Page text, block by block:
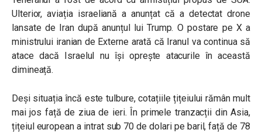
Ulterior, aviația israeliană a anunțat că a detectat drone
lansate de Iran după anunțul lui Trump. O postare pe X a
ministrului iranian de Externe arată că Iranul va continua să
atace dacă Israelul nu își oprește atacurile în această
dimineață.
Deși situația încă este tulbure, cotațiile țițeiului rămân mult
mai jos față de ziua de ieri. În primele tranzacții din Asia,
țițeiul european a intrat sub 70 de dolari pe baril, față de 78